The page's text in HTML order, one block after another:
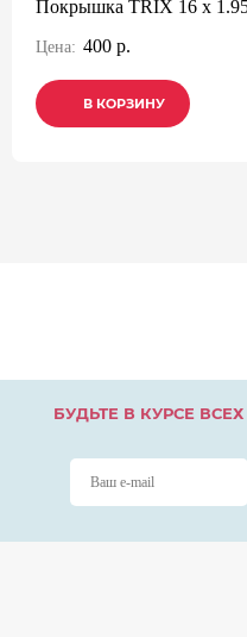
Покрышка TRIX 16 x
Цена: 400 р.
В КОРЗИНУ
В КОРЗИНУ
В КОРЗИНУ
БУДЬТЕ В КУРСЕ